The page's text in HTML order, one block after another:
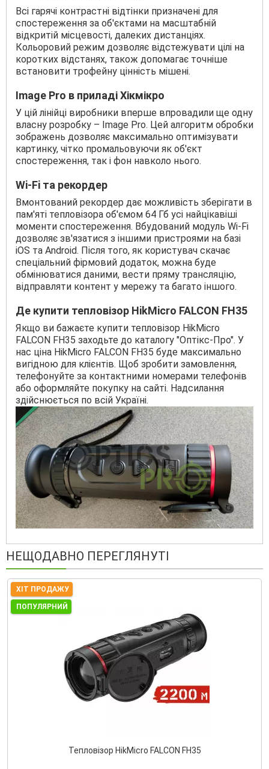
Всі гарячі контрастні відтінки призначені для
спостереження за об'єктами на масштабній
відкритій місцевості, далеких дистанціях.
Кольоровий режим дозволяє відстежувати цілі на
коротких відстанях, також допомагає точніше
встановити трофейну цінність мішені.
Image Pro в приладі Хікмікро
У цій лінійці виробники вперше впровадили ще одну
власну розробку – Image Pro. Цей алгоритм обробки
зображень дозволяє максимально оптимізувати
картинку, чітко промальовуючи як об'єкт
спостереження, так і фон навколо нього.
Wi-Fi та рекордер
Вмонтований рекордер дає можливість зберігати в
пам'яті тепловізора об'ємом 64 Гб усі найцікавіші
моменти спостереження. Вбудований модуль Wi-Fi
дозволяє зв'язатися з іншими пристроями на базі
iOS та Android. Після того, як користувач скачає
спеціальний фірмовий додаток, можна буде
обмінюватися даними, вести пряму трансляцію,
відправляти контент у мережу та багато іншого.
Де купити тепловізор HikMicro FALCON FH35
Якщо ви бажаєте купити тепловізор HikMicro
FALCON FH35 заходьте до каталогу "Оптікс-Про". У
нас ціна HikMicro FALCON FH35 буде максимально
вигідною для клієнтів. Щоб зробити замовлення,
телефонуйте за контактними номерами телефонів
або оформляйте покупку на сайті. Надсилання
здійснюється по всій Україні.
НЕЩОДАВНО ПЕРЕГЛЯНУТІ
ХІТ ПРОДАЖУ
ПОПУЛЯРНИЙ
Тепловізор HikMicro FALCON FH35